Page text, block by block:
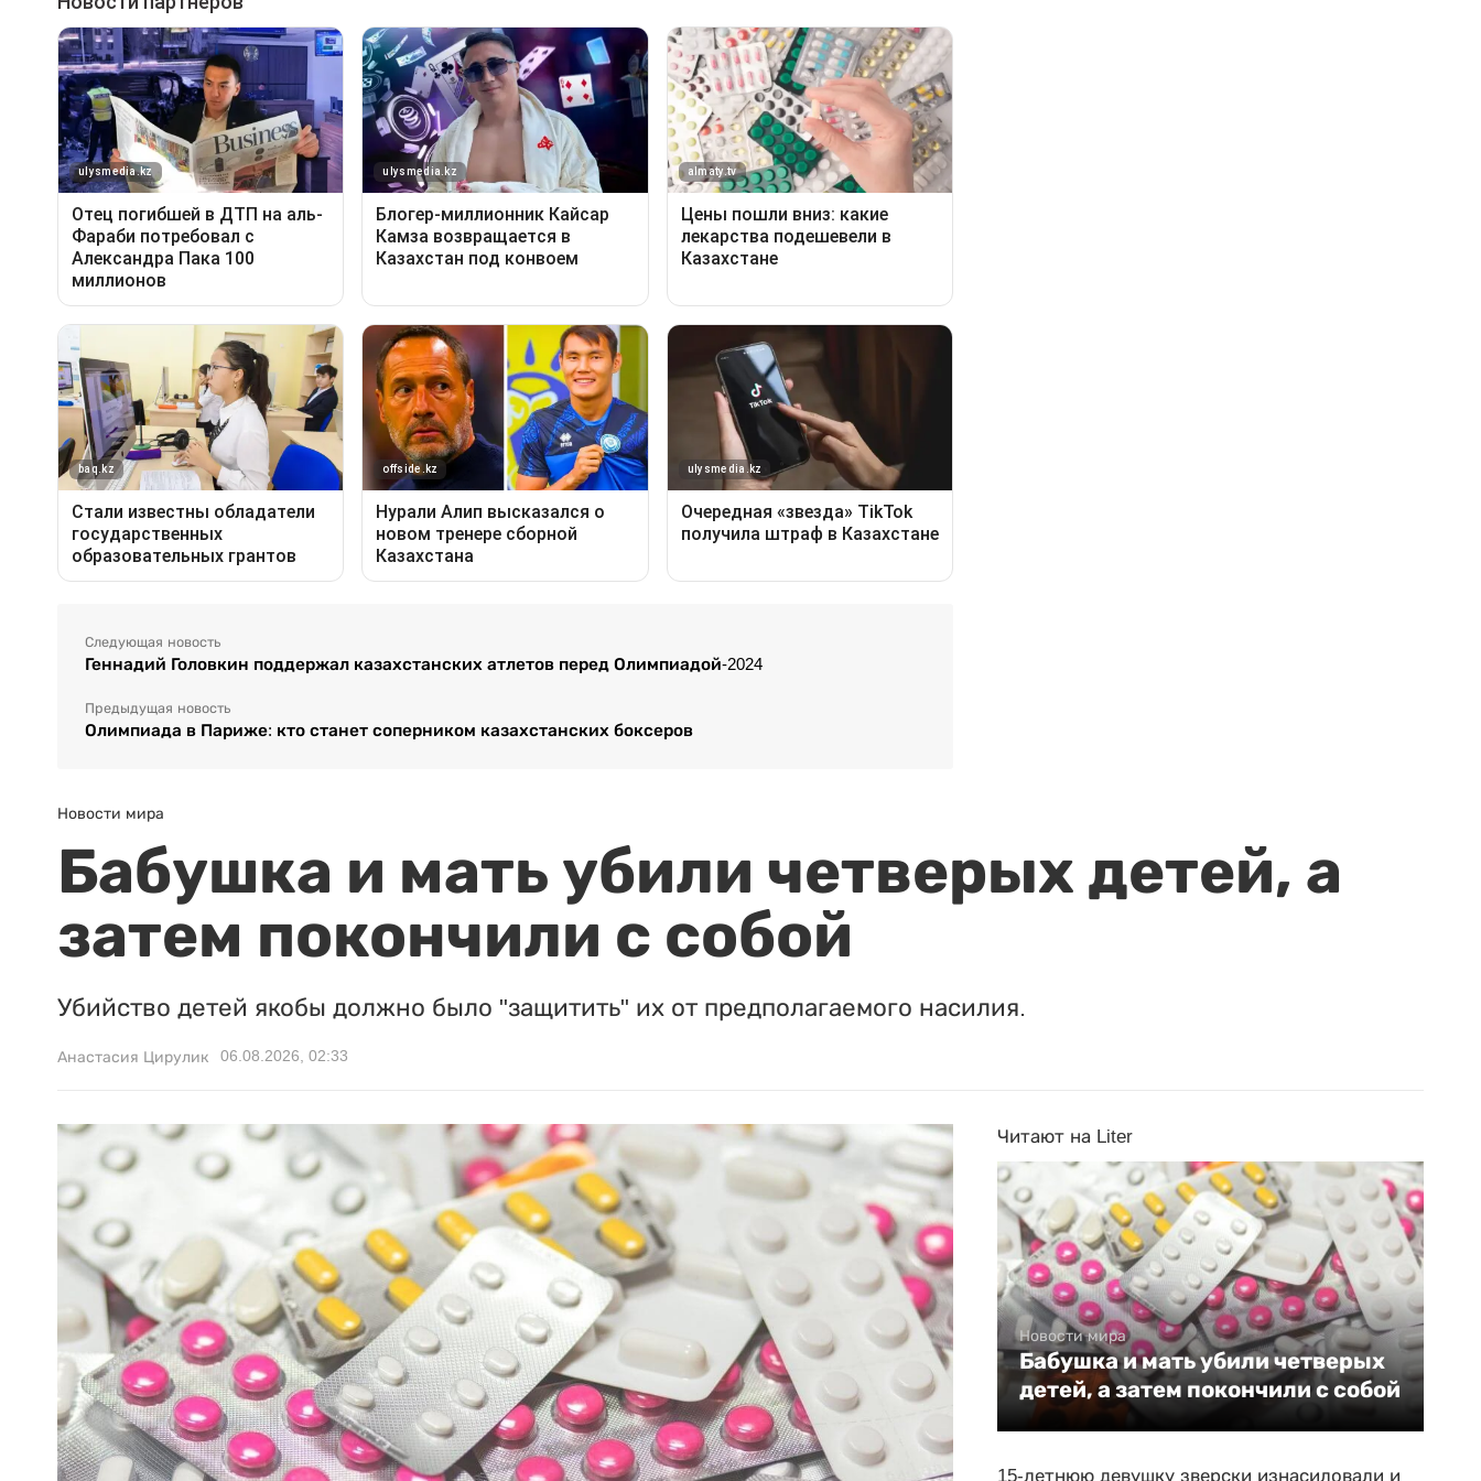
Следующая новость
Геннадий Головкин поддержал казахстанских атлетов перед Олимпиадой-2024
Предыдущая новость
Олимпиада в Париже: кто станет соперником казахстанских боксеров
Новости мира
Бабушка и мать убили четверых детей, а
затем покончили с собой
Убийство детей якобы должно было "защитить" их от предполагаемого насилия.
Анастасия Цирулик 06.08.2026, 02:33
Читают на Liter
Новости мира
Бабушка и мать убили четверых
детей, а затем покончили с собой
15-летнюю девушку зверски изнасиловали и